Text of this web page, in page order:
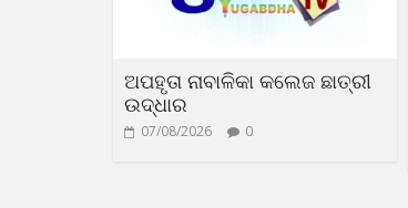
ଅପହୃତା ନାବାଳିକା କଲେଜ ଛାତ୍ରୀ
ଉଦ୍ଧାର
07/08/2026 0